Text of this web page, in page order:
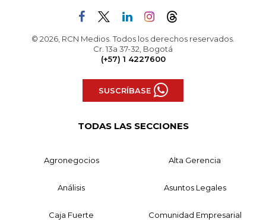
© 2026, RCN Medios. Todos los derechos reservados.
Cr. 13a 37-32, Bogotá
(+57) 1 4227600
SUSCRÍBASE
TODAS LAS SECCIONES
Agronegocios Alta Gerencia
Análisis Asuntos Legales
Caja Fuerte Comunidad Empresarial